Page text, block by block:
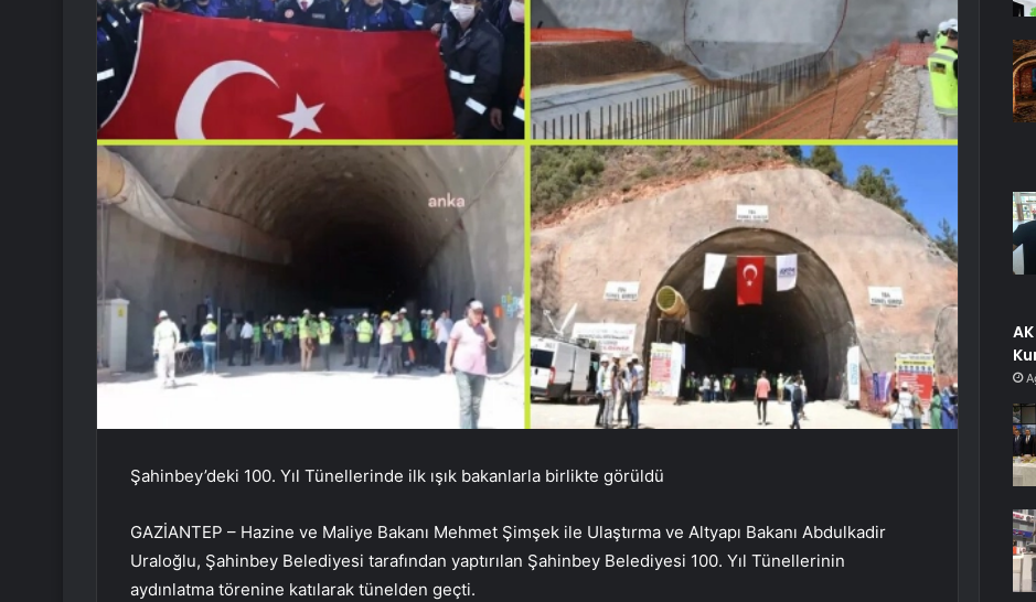
Şahinbey’deki 100. Yıl Tünellerinde ilk ışık bakanlarla birlikte görüldü
GAZİANTEP – Hazine ve Maliye Bakanı Mehmet Şimşek ile Ulaştırma ve Altyapı Bakanı Abdulkadir
Uraloğlu, Şahinbey Belediyesi tarafından yaptırılan Şahinbey Belediyesi 100. Yıl Tünellerinin
aydınlatma törenine katılarak tünelden geçti.